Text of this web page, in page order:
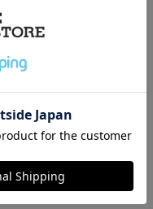
グッズをチェックしたい
ら！
探す